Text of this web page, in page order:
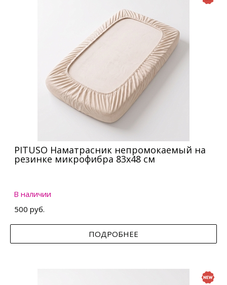
PITUSO Наматрасник непромокаемый на
резинке микрофибра 83х48 см
В наличии
500 руб.
ПОДРОБНЕЕ